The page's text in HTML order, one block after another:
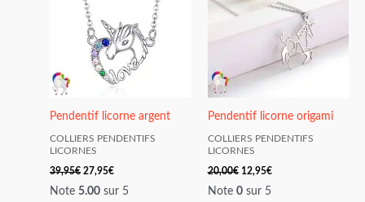
Pendentif licorne argent
COLLIERS PENDENTIFS
LICORNES
39,95€ 27,95€
Note5.00 sur 5
Pendentif licorne origami
COLLIERS PENDENTIFS
LICORNES
20,00€ 12,95€
Note 0sur 5